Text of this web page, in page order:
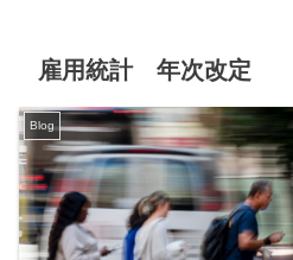
雇用統計 年次改定
Blog